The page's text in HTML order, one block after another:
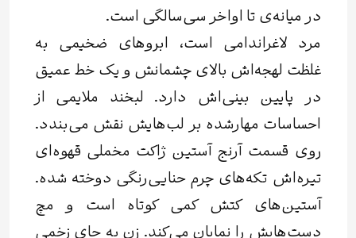
در میانه‌ی تا اواخر سی‌سالگی است.
مرد لاغراندامی است، ابروهای ضخیمی به
غلظت لهجه‌اش بالای چشمانش و یک خط عمیق
در پایین بینی‌اش دارد. لبخند ملایمی از
احساسات مهارشده بر لب‌هایش نقش می‌بندد.
روی قسمت آرنج آستین ژاکت مخملی قهوه‌ای
تیره‌اش تکه‌های چرم حنایی‌رنگی دوخته شده.
آستین‌های کتش کمی کوتاه است و مچ